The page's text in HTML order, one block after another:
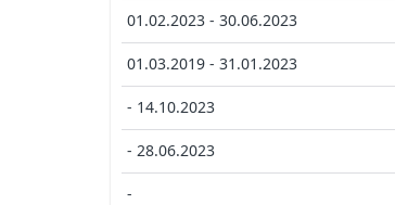
01.02.2023 - 30.06.2023
01.03.2019 - 31.01.2023
- 14.10.2023
- 28.06.2023
-